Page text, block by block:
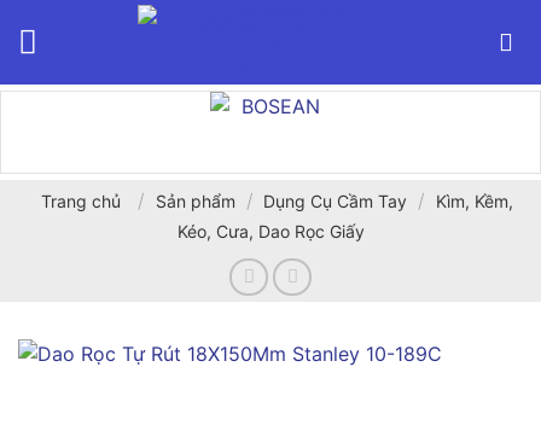
Trang chủ / Sản phẩm / Dụng Cụ Cầm Tay /
Kìm, Kềm,
Kéo, Cưa, Dao Rọc Giấy